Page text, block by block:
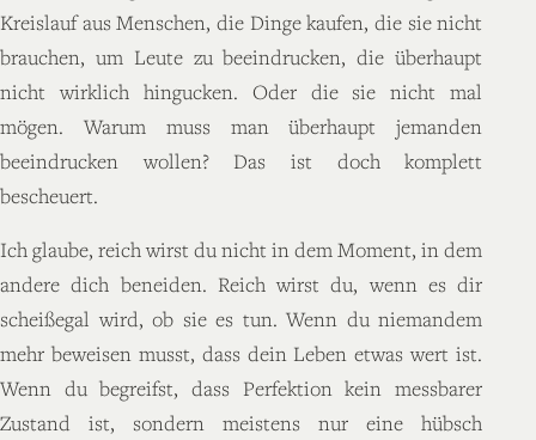
Kreislauf aus Menschen, die Dinge kaufen, die sie nicht
brauchen, um Leute zu beeindrucken, die überhaupt
nicht wirklich hingucken. Oder die sie nicht mal
mögen. Warum muss man überhaupt jemanden
beeindrucken wollen? Das ist doch komplett
bescheuert.
Ich glaube, reich wirst du nicht in dem Moment, in dem
andere dich beneiden. Reich wirst du, wenn es dir
scheißegal wird, ob sie es tun. Wenn du niemandem
mehr beweisen musst, dass dein Leben etwas wert ist.
Wenn du begreifst, dass Perfektion kein messbarer
Zustand ist, sondern meistens nur eine hübsch